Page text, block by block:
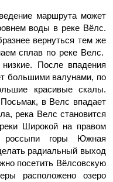
маршрута может
воды в реке Вёлс.
вернуться тем же
сплав по реке Велс.
После впадения
большими валунами, по
красивые скалы.
в Велс впадает
река Велс становится
Широкой на правом
россыпи горы Южная
радиальный выход
посетить Вёлсовскую
расположено озеро